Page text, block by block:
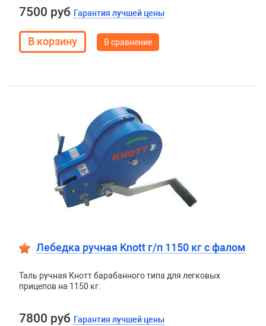
7500 руб Гарантия лучшей цены
В сравнение
Лебедка ручная Knott г/п 1150 кг c фалом
Таль ручная Кнотт барабанного типа для легковых
прицепов на 1150 кг.
7800 руб Гарантия лучшей цены